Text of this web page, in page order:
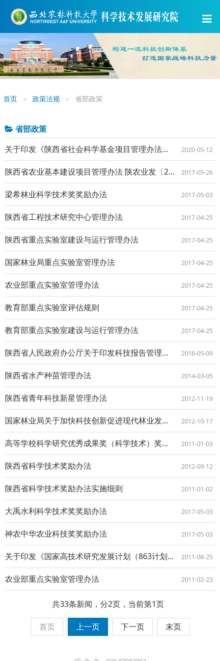
首页 政策法规 省部政策
省部政策
关于印发《陕西省社会科学基金项目管理办法》的通知
2020-05-12
陕西省农业基本建设项目管理办法 陕农业发〔2016〕97号 2017-05-26
梁希林业科学技术奖奖励办法 2017-05-03
陕西省工程技术研究中心管理办法 2017-04-25
陕西省重点实验室建设与运行管理办法 2017-04-25
国家林业局重点实验室管理办法 2017-04-25
农业部重点实验室管理办法 2017-04-25
教育部重点实验室评估规则 2017-04-25
教育部重点实验室建设与运行管理办法 2017-04-25
陕西省人民政府办公厅关于印发科技报告管理办法的通知 2016-05-09
陕西省水产种苗管理办法 2014-03-05
陕西省青年科技新星管理办法 2012-11-19
国家林业局关于加快科技创新促进现代林业发展的意见 2012-10-17
高等学校科学研究优秀成果奖（科学技术）奖励办法 2011-01-03
陕西省科学技术奖励办法 2012-09-12
陕西省科学技术奖励办法实施细则 2011-01-02
大禹水利科学技术奖奖励办法 2017-05-03
神农中华农业科技奖奖励办法 2017-05-03
关于印发《国家高技术研究发展计划（863计划）管理办法》的通知 2011-08-25
农业部重点实验室管理办法 2011-02-23
共33条新闻，分2页，当前第1页
首页 上一页 下一页 末页